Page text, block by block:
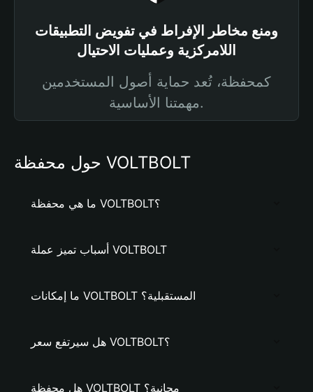
ومنع مخاطر الإفراط في تفويض التطبيقات
اللامركزية وعمليات الاحتيال
كمحفظة، تُعد حماية أصول المستخدمين
مهمتنا الأساسية.
حول محفظة VOLTBOLT
ما هي محفظة VOLTBOLT؟
أسباب تميز عملة VOLTBOLT
ما إمكانات VOLTBOLT المستقبلية؟
هل سيرتفع سعر VOLTBOLT؟
هل محفظة VOLTBOLT مجانية؟